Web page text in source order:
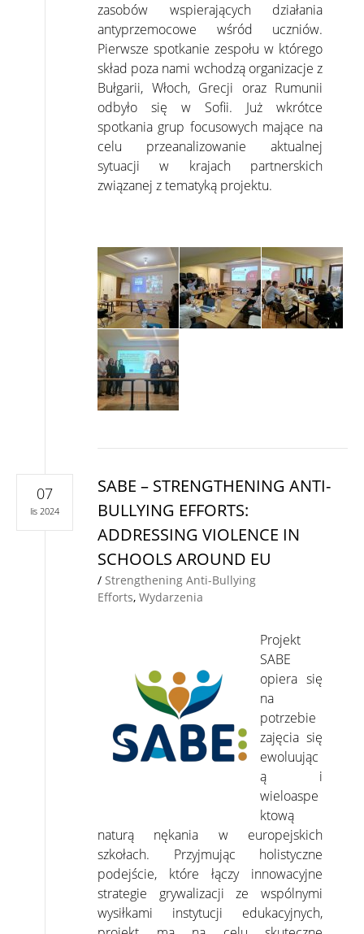
zasobów wspierających działania
antyprzemocowe wśród uczniów.
Pierwsze spotkanie zespołu w którego
skład poza nami wchodzą organizacje z
Bułgarii, Włoch, Grecji oraz Rumunii
odbyło się w Sofii. Już wkrótce
spotkania grup focusowych mające na
celu przeanalizowanie aktualnej
sytuacji w krajach partnerskich
związanej z tematyką projektu.
SABE – STRENGTHENING ANTI-
BULLYING EFFORTS:
ADDRESSING VIOLENCE IN
SCHOOLS AROUND EU
/ Strengthening Anti-Bullying
Efforts, Wydarzenia
Projekt
SABE
opiera się
na
potrzebie
zajęcia się
ewoluując
ą i
wieloaspe
ktową
naturą nękania w europejskich
szkołach. Przyjmując holistyczne
podejście, które łączy innowacyjne
strategie grywalizacji ze wspólnymi
wysiłkami instytucji edukacyjnych,
07
lis 2024